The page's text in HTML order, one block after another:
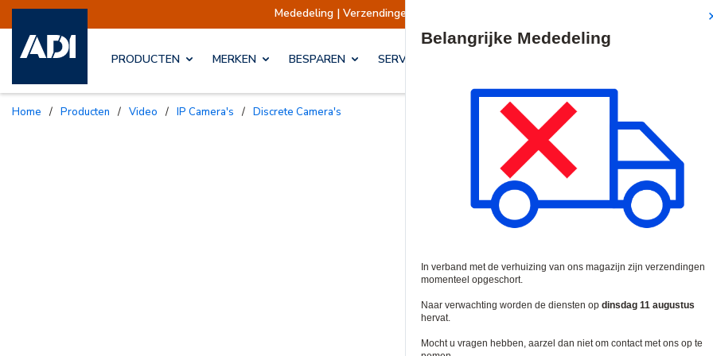
Mededeling | Verzendingen opgeschort Verzendingen worden op dinsdag 11
PRODUCTEN MERKEN BESPAREN SERVICES & OPLOSSINGEN
Home / Producten / Video / IP Camera's / Discrete Camera's